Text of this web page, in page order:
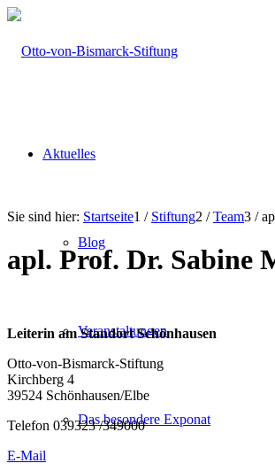
Aktuelles
Blog
Veranstaltungen
Das besondere Exponat
Sie sind hier: Startseite1 / Stiftung2 / Team3 /
apl. Prof. Dr. Sabine
Leiterin am Standort Schönhausen
Otto-von-Bismarck-Stiftung
Kirchberg 4
39524 Schönhausen/Elbe
Telefon 039323 /349000
E-Mail